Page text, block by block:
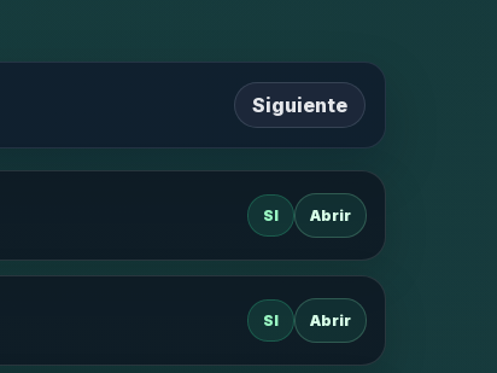
Siguiente
SI Abrir
SI Abrir